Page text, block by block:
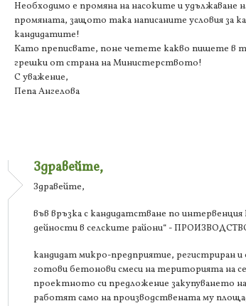
Необходимо е промяна на насоките и удължаване
промяната, защото така написаните условия за
кандидатите!
Като преписвате, поне четете какво пишете в
грешки от страна на Министерството!
С уважение,
Пепа Ангелова
Здравейте,
Здравейте,
във връзка с кандидатстване по
дейности в селските райони“ -
кандидат микро-предприятие, регистриран
готови бетонови смеси на територията на
проектното си предложение закупуването
работят само на производствената му